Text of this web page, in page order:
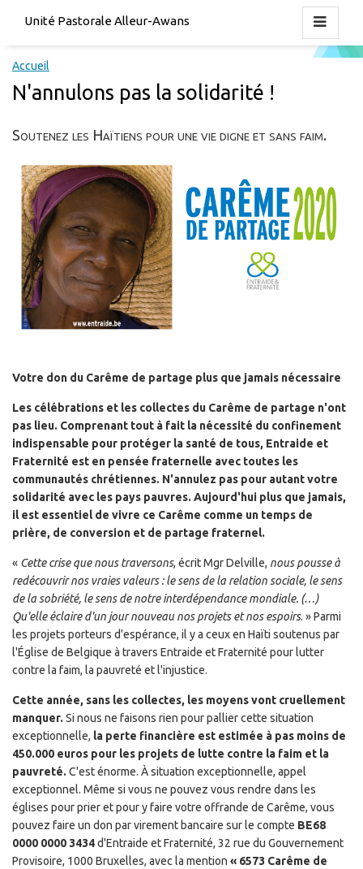
Unité Pastorale Alleur-Awans
Accueil
N'annulons pas la solidarité !
Soutenez les Haïtiens pour une vie digne et sans faim.
Votre don du Carême de partage plus que jamais nécessaire
Les célébrations et les collectes du Carême de partage n'ont
pas lieu. Comprenant tout à fait la nécessité du confinement
indispensable pour protéger la santé de tous, Entraide et
Fraternité est en pensée fraternelle avec toutes les
communautés chrétiennes. N'annulez pas pour autant votre
solidarité avec les pays pauvres. Aujourd'hui plus que jamais,
il est essentiel de vivre ce Carême comme un temps de
prière, de conversion et de partage fraternel.
« Cette crise que nous traversons, écrit Mgr Delville, nous pousse à
redécouvrir nos vraies valeurs : le sens de la relation sociale, le sens
de la sobriété, le sens de notre interdépendance mondiale. (…)
Qu'elle éclaire d'un jour nouveau nos projets et nos espoirs. » Parmi
les projets porteurs d'espérance, il y a ceux en Haïti soutenus par
l'Église de Belgique à travers Entraide et Fraternité pour lutter
contre la faim, la pauvreté et l'injustice.
Cette année, sans les collectes, les moyens vont cruellement
manquer. Si nous ne faisons rien pour pallier cette situation
exceptionnelle, la perte financière est estimée à pas moins de
450.000 euros pour les projets de lutte contre la faim et la
pauvreté. C'est énorme. À situation exceptionnelle, appel
exceptionnel. Même si vous ne pouvez vous rendre dans les
églises pour prier et pour y faire votre offrande de Carême, vous
pouvez faire un don par virement bancaire sur le compte BE68
0000 0000 3434d'Entraide et Fraternité, 32 rue du Gouvernement
Provisoire, 1000 Bruxelles, avec la mention « 6573 Carême de